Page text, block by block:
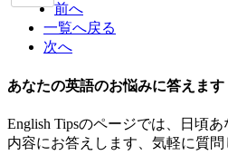
有
前へ
一覧へ戻る
次へ
あなたの英語のお悩みに答えます
English Tipsのページでは、日頃
内容にお答えします、気軽に質問